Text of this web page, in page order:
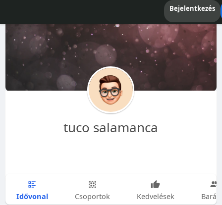
Bejelentkezés
tuco salamanca
Idővonal Csoportok Kedvelések